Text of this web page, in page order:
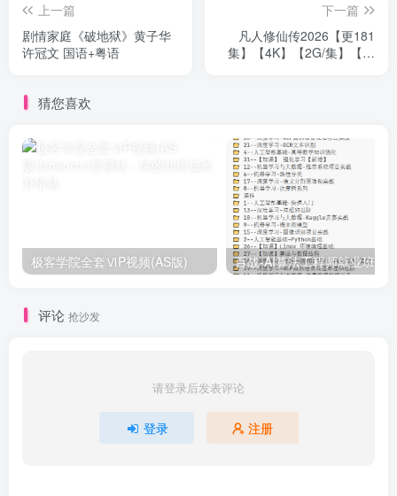
上一篇
剧情家庭《破地狱》黄子华
许冠文 国语+粤语
下一篇
凡人修仙传2026【更181
集】【4K】【2G/集】【中
猜您喜欢
极客学院全套ⅥP视频(AS版)
评论 抢沙发
请登录后发表评论
登录 注册